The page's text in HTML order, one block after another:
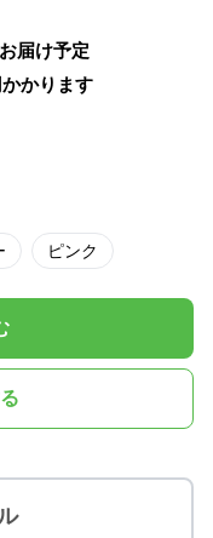
届け予定
かかります
ピンク